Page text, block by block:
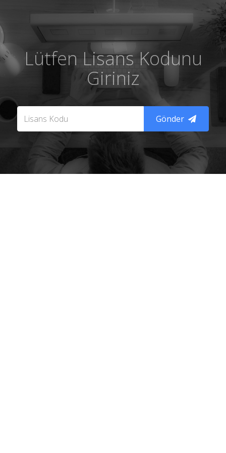
Lütfen Lisans Kodunu
Giriniz
Gönder